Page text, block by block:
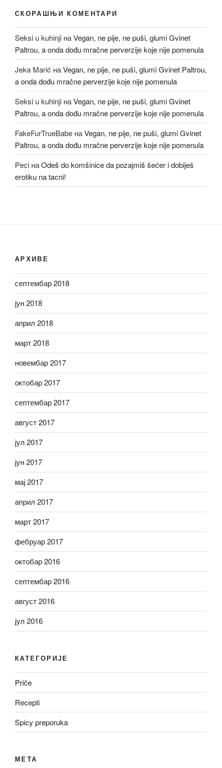
СКОРАШЊИ КОМЕНТАРИ
Seksi u kuhinji наVegan, ne pije, ne puši, glumi Gvinet
Paltrou, a onda dođu mračne perverzije koje nije pomenula
Jeka Marić наVegan, ne pije, ne puši, glumi Gvinet Paltrou,
a onda dođu mračne perverzije koje nije pomenula
Seksi u kuhinji наVegan, ne pije, ne puši, glumi Gvinet
Paltrou, a onda dođu mračne perverzije koje nije pomenula
FakeFurTrueBabe наVegan, ne pije, ne puši, glumi Gvinet
Paltrou, a onda dođu mračne perverzije koje nije pomenula
Peci наOdeš do komšinice da pozajmiš šećer i dobiješ
erotiku na tacni!
АРХИВЕ
септембар 2018
јун 2018
април 2018
март 2018
новембар 2017
октобар 2017
септембар 2017
август 2017
јул 2017
јун 2017
мај 2017
април 2017
март 2017
фебруар 2017
октобар 2016
септембар 2016
август 2016
јул 2016
КАТЕГОРИЈЕ
Priče
Recepti
Spicy preporuka
МЕТА